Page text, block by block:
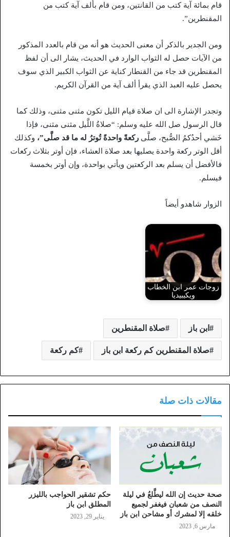
قام بمائة آية كتب من القانتين، ومن قام بألف آية كتب من
المقنطرين”.
ومن الجدير بالذكر أن معنى الحديث هو أنه من قام بالعدد المذكور
من الآيات حصل له الثواب الوارد في الحديث، يشار الى أن لفظ
المقنطرين قد جاء من القنطار كناية عن الثواب الكبير الذي سوف
يحصل عليه العبد الذي يقرأ ألف آية من القرآن الكريم.
وتجدر الإشارة الى ان صلاة قيام الليل تكون مثنى مثنى، وذلك كما
قال الرسول صل الله عليه وسلم: “صلاةُ اللَّيل مثنى مثنى، فإذا
خَشي أحدُكمُ الصُّبح، صلَّى ركعةً واحدةً تُوترُ له ما قد صلَّى”، وكذلك
أقل الوتر ركعة واحدة يصليها بعد صلاة العشاء، فإن أوتر بثلاث ركعات
فالأفضل أن يسلم بعد الركعتين ويأتي بواحدة، وإن أوتر بخمسة
فيسلم.
الزوار شاهدو أيضاً
زوجات عمر ابن الخطاب
ويكيبيديا
ابن باز صلاة المقنطرين
صلاة المقنطرين كم ركعة ابن باز كم ركعة
مقالات ذات صلة
صحة حديث إن الله ليطَّلعُ في ليلة
النصف من شعبان فيغفر لجميع
خلقه إلا لمشرك أو مشاحن ابن باز
مارس 6, 2023
حكم تشقير الحواجب بالليزر
المطلق ابن باز
يناير 29, 2023